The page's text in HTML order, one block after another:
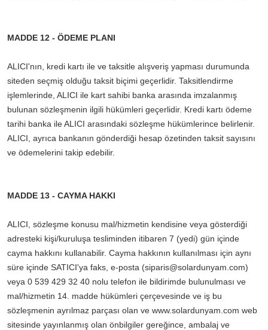
MADDE 12 - ÖDEME PLANI
ALICI'nın, kredi kartı ile ve taksitle alışveriş yapması durumunda
siteden seçmiş olduğu taksit biçimi geçerlidir. Taksitlendirme
işlemlerinde, ALICI ile kart sahibi banka arasında imzalanmış
bulunan sözleşmenin ilgili hükümleri geçerlidir. Kredi kartı ödeme
tarihi banka ile ALICI arasındaki sözleşme hükümlerince belirlenir.
ALICI, ayrıca bankanın gönderdiği hesap özetinden taksit sayısını
ve ödemelerini takip edebilir.
MADDE 13 - CAYMA HAKKI
ALICI, sözleşme konusu mal/hizmetin kendisine veya gösterdiği
adresteki kişi/kuruluşa tesliminden itibaren 7 (yedi) gün içinde
cayma hakkını kullanabilir. Cayma hakkının kullanılması için aynı
süre içinde SATICI'ya faks, e-posta (siparis@solardunyam.com)
veya 0 539 429 32 40 nolu telefon ile bildirimde bulunulması ve
mal/hizmetin 14. madde hükümleri çerçevesinde ve iş bu
sözleşmenin ayrılmaz parçası olan ve www.solardunyam.com web
sitesinde yayınlanmış olan önbilgiler gereğince, ambalaj ve